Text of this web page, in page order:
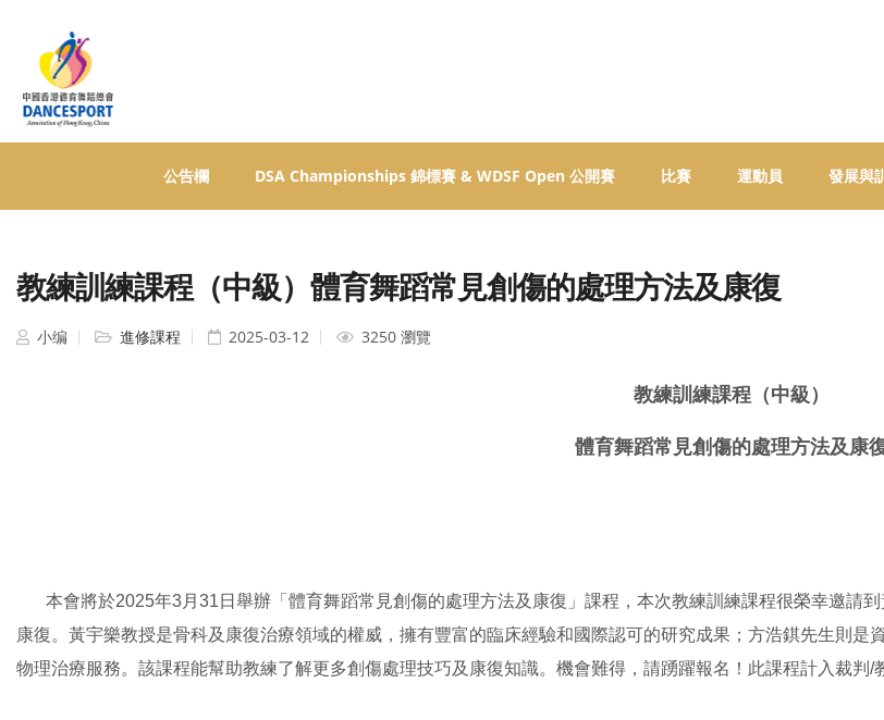
公告欄 DSA Championships 錦標賽 & WDSF Open 公開賽 比賽 運動員 發展與
教練訓練課程（中級）體育舞蹈常見創傷的處理方法及康復
小编 進修課程 2025-03-12 3250 瀏覽
教練訓練課程（中級）
體育舞蹈常見創傷的處理方法及康
本會將於2025年3月 31 日舉辦「體育舞蹈常見創傷的處理方法及康復」課程，本次教練訓練課程很榮幸邀請
康復。黃宇樂教授是骨科及康復治療領域的權威，擁有豐富的臨床經驗和國際認可的研究成果；方浩錤先生則
物理治療服務。該課程能幫助教練了解更多創傷處理技巧及康復知識。機會難得，請踴躍報名！此課程計入裁判 /